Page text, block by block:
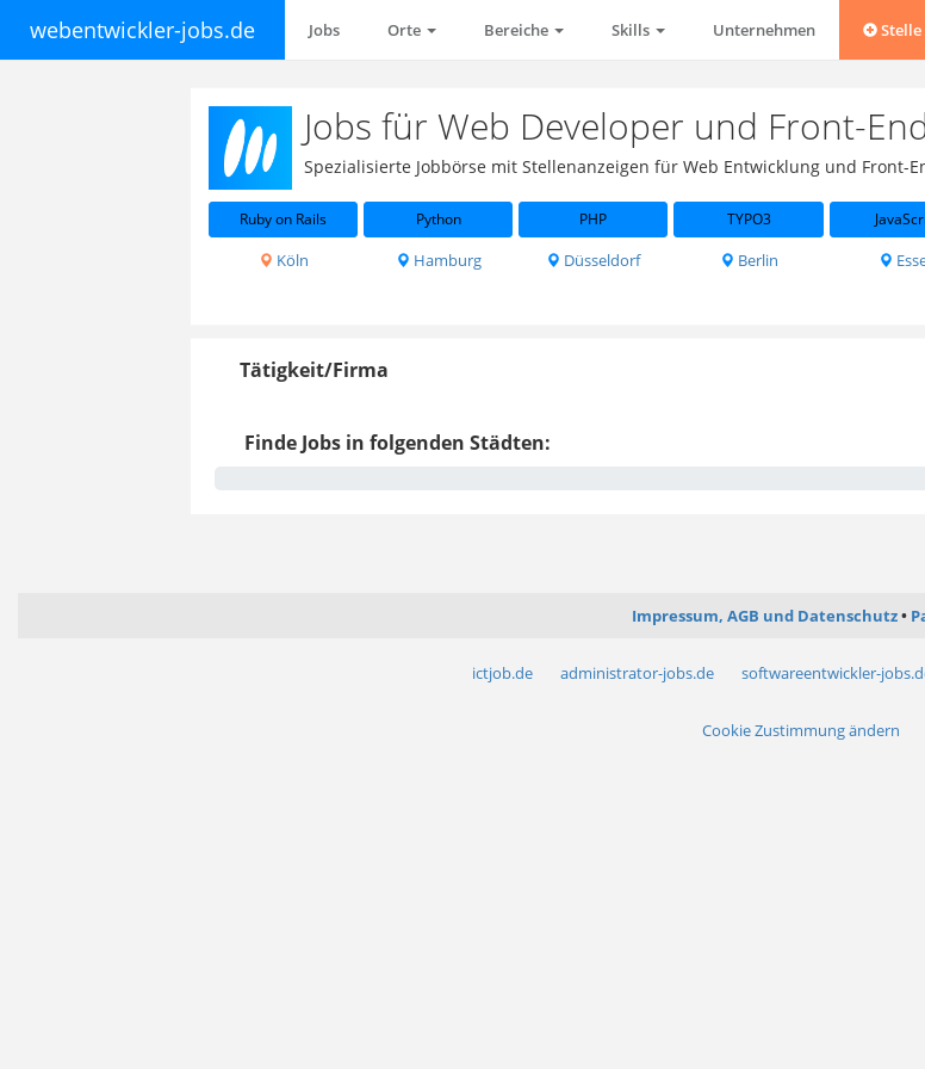
webentwickler-jobs.de Jobs Orte Bereiche Skills Unternehmen
Jobs für Web Developer und Front-
Spezialisierte Jobbörse mit Stellenanzeigen für Web Entwicklung und Front-
Ruby on Rails Python PHP TYPO3
Köln Hamburg Düsseldorf Berlin
Tätigkeit/Firma
Finde Jobs in folgenden Städten:
Impressum, AGB und Datenschutz
ictjob.de administrator-jobs.de softwareentwickler-
Cookie Zustimmung ändern